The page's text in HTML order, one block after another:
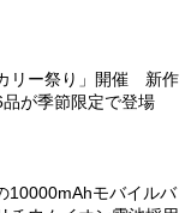
リー祭り」開催 新作
が季節限定で登場
10000mAhモバイルバ